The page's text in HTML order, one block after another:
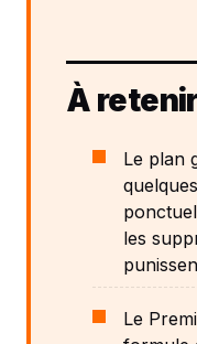
À
Le plan
les
Le